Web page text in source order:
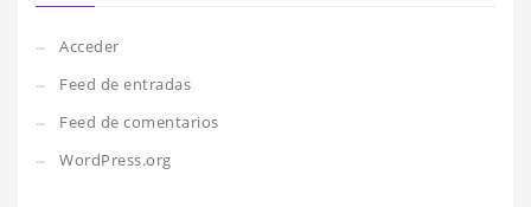
Acceder
Feed de entradas
Feed de comentarios
WordPress.org